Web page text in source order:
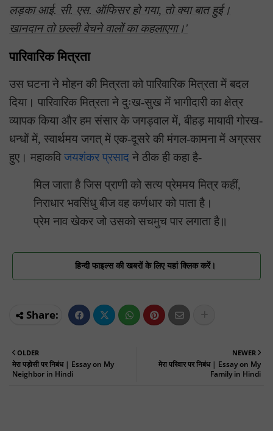
लड़का आई. सी. एस. ऑफिसर हो गया, तो क्या बात हुई।
खानदान तो छल्ली बेचने वालों का कहलाएगा।'
पारिवारिक मित्रता
उस घटना ने मोहन की मित्रता को पारिवारिक मित्रता में बदल
दिया। पारिवारिक मित्रता ने दुःख-सुख में भागीदारी का क्षेत्र
व्यापक किया और हम संसार के जगड्वाल में, बीहड़ मायावी गोरख-
धन्धों में, स्वार्थमय जगत् में एक-दूसरे की मंगल-कामना में अग्रसर
हुए। महाकविजयशंकर प्रसाद ने ठीक ही कहा है-
मिल जाता है जिस प्राणी को सत्य प्रेममय मित्र कहीं,
निराधार भवसिंधु बीज वह कर्णधार को पाता है।
प्रेम नाव खेकर जो उसको सचमुच पार लगाता है॥
हिन्दी फाइल्स की खबरों के लिए यहां क्लिक करें।
NEWER
मेरा परिवार पर निबंध | Essay on My
Family in Hindi
OLDER
मेरा पड़ोसी पर निबंध | Essay on My
Neighbor in Hindi